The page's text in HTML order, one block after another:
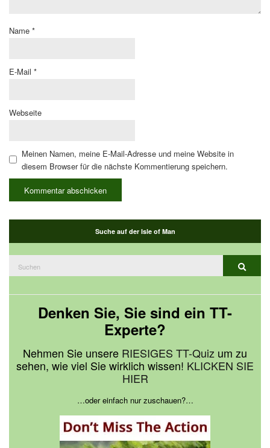
Name *
E-Mail *
Webseite
Meinen Namen, meine E-Mail-Adresse und meine Website in
diesem Browser für die nächste Kommentierung speichern.
Suche auf der Isle of Man
nach:
Denken Sie, Sie sind ein TT-
Experte?
Nehmen Sie unsere RIESIGES TT-Quiz um zu
sehen, wie viel Sie wirklich wissen! KLICKEN SIE
HIER
…oder einfach nur zuschauen?…